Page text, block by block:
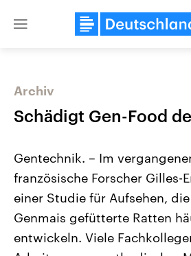
Close
Landtagswahl Sachsen-Anhalt
2026
Archiv
Schädigt Gen-Food
Gentechnik. – Im
französische Forscher Gilles-
einer Studie für Aufsehen,
Genmais gefütterte Ratten
entwickeln. Viele